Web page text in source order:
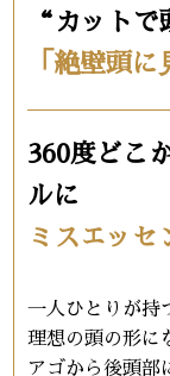
“カットで
「絶壁頭
360度どこ
ルに
ミスエッセ
一人ひとりが持
理想の頭の形に
アゴから後頭部